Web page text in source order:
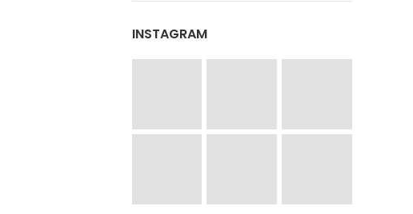
INSTAGRAM